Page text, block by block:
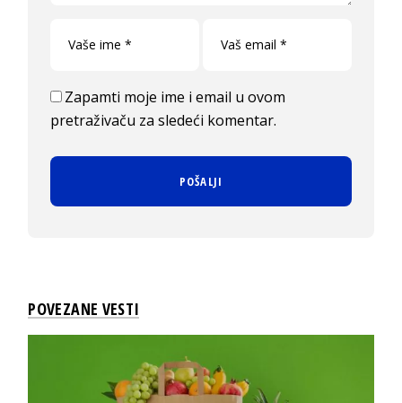
Zapamti moje ime i email u ovom
pretraživaču za sledeći komentar.
POVEZANE VESTI